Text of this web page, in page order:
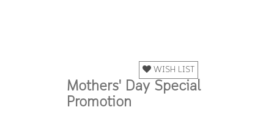
WISH LIST
Mothers' Day Special
Promotion